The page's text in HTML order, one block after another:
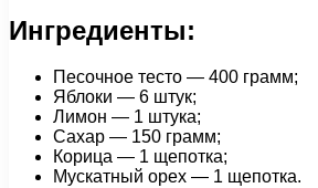
Ингредиенты:
Песочное тесто — 400 грамм;
Яблоки — 6 штук;
Лимон — 1 штука;
Сахар — 150 грамм;
Корица — 1 щепотка;
Мускатный орех — 1 щепотка.